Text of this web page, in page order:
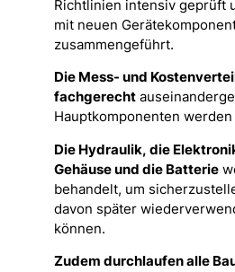
Richtlinien intensiv geprüft
mit neuen
zusammengeführt.
Die Mess- und
fachgerecht
Hauptkomponenten
Die Hydraulik, die
Gehäuse und die Batterie
behandelt, um
davon später
können.
Zudem durchlaufen alle